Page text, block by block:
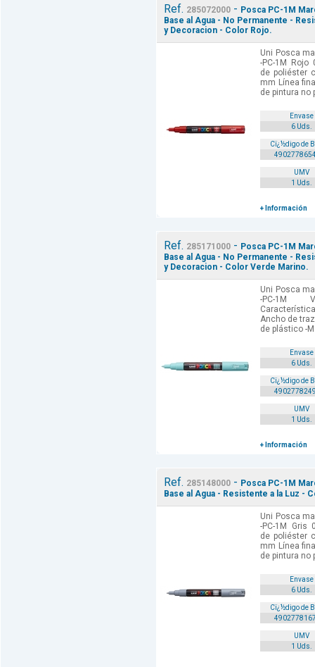
Ref. 285072000 - Posca PC-1M
Base al Agua - No Permanente -
y Decoracion - Color Rojo.
Uni Posca
-PC-1M Rojo
de poliéster
mm Línea
de pintura no
Envase
6 Uds.
Cï¿½digo de
UMV
1 Uds.
+ Información
Ref. 285171000 - Posca PC-1M
Base al Agua - No Permanente -
y Decoracion - Color Verde Marino.
Uni Posca
-PC-1M
Ancho de
de plástico -
Envase
6 Uds.
Cï¿½digo de
UMV
1 Uds.
+ Información
Ref. 285148000 - Posca PC-1M
Base al Agua - Resistente a la Luz -
Uni Posca
-PC-1M Gris
de poliéster
mm Línea
de pintura no
Envase
6 Uds.
Cï¿½digo de
UMV
1 Uds.